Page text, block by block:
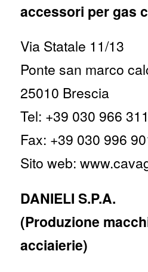
accessori per gas
Via Statale 11/13
Ponte san marco
25010 Brescia
Tel: +39 030 966
Fax: +39 030 996
Sito web:
DANIELI S.P.A.
(Produzione
acciaierie)